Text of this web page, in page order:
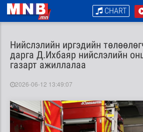
CHART
Нийслэлийн иргэдийн
дарга Д.Ихбаяр нийслэлийн
газарт ажиллалаа
2026-06-12 13:49:07